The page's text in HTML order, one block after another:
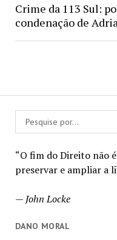
“O fim do Direito não
preservar e ampliar a
— John Locke
DANO MORAL
Crime da 113 Sul:
condenação de